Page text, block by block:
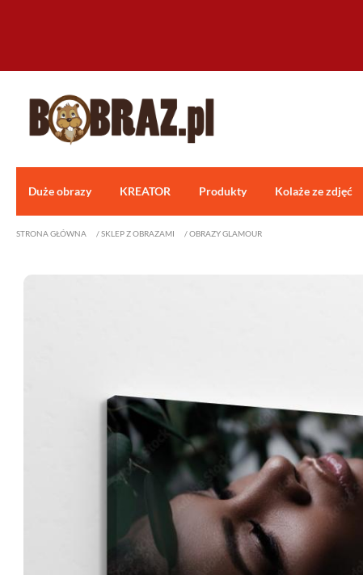
Duże obrazy KREATOR Produkty Kolaże ze zdjęć
STRONA GŁÓWNA /SKLEP Z OBRAZAMI /OBRAZY GLAMOUR